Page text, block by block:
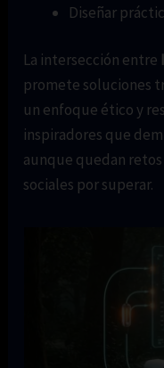
Diseñar
La intersección entre
promete soluciones
un enfoque ético y
inspiradores que
aunque quedan
sociales por superar.